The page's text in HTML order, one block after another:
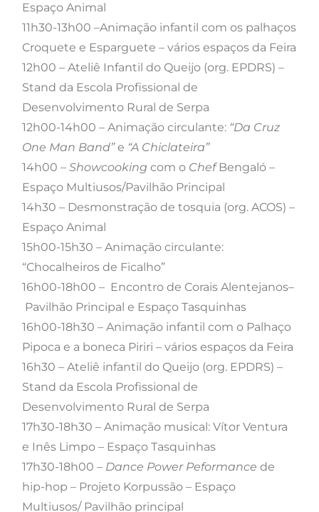
Espaço Animal
11h30-13h00 –Animação infantil com os palhaços
Croquete e Esparguete – vários espaços da Feira
12h00 – Ateliê Infantil do Queijo (org. EPDRS) –
Stand da Escola Profissional de
Desenvolvimento Rural de Serpa
12h00-14h00 – Animação circulante: “Da Cruz
One Man Band”e “A Chiclateira”
14h00 – Showcooking com o ChefBengaló –
Espaço Multiusos/Pavilhão Principal
14h30 – Desmonstração de tosquia (org. ACOS) –
Espaço Animal
15h00-15h30 – Animação circulante:
“Chocalheiros de Ficalho”
16h00-18h00 – Encontro de Corais Alentejanos–
Pavilhão Principal e Espaço Tasquinhas
16h00-18h30 – Animação infantil com o Palhaço
Pipoca e a boneca Piriri – vários espaços da Feira
16h30 – Ateliê infantil do Queijo (org. EPDRS) –
Stand da Escola Profissional de
Desenvolvimento Rural de Serpa
17h30-18h30 – Animação musical: Vítor Ventura
e Inês Limpo – Espaço Tasquinhas
17h30-18h00 – Dance Power Peformance de
hip-hop – Projeto Korpussão – Espaço
Multiusos/ Pavilhão principal